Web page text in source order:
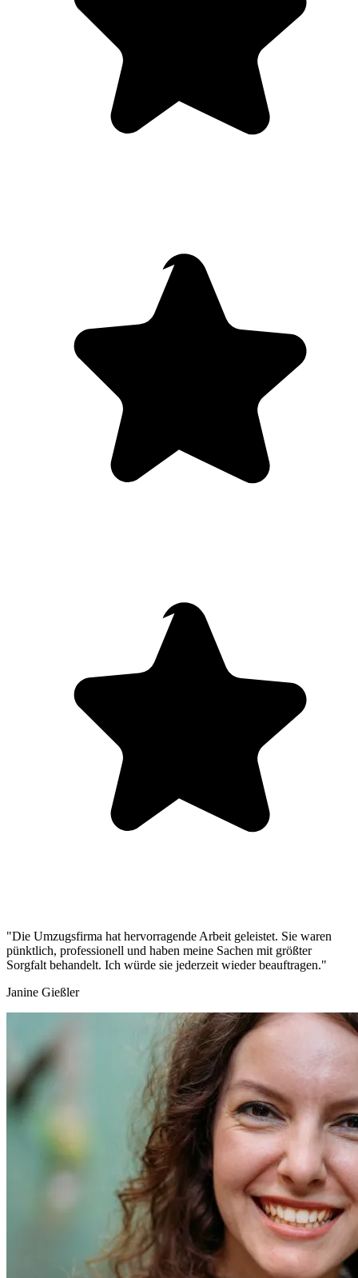
"Die Umzugsfirma hat hervorragende Arbeit geleistet. Sie waren
pünktlich, professionell und haben meine Sachen mit größter
Sorgfalt behandelt. Ich würde sie jederzeit wieder beauftragen."
Janine Gießler